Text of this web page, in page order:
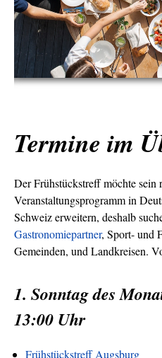
Termine im
Der Frühstückstreff möchte sein
Veranstaltungsprogramm in
Schweiz erweitern, deshalb
Gastronomiepartner, Sport- und
Gemeinden, und Landkreisen.
1. Sonntag des
13:00 Uhr
Frühstückstreff Augsburg